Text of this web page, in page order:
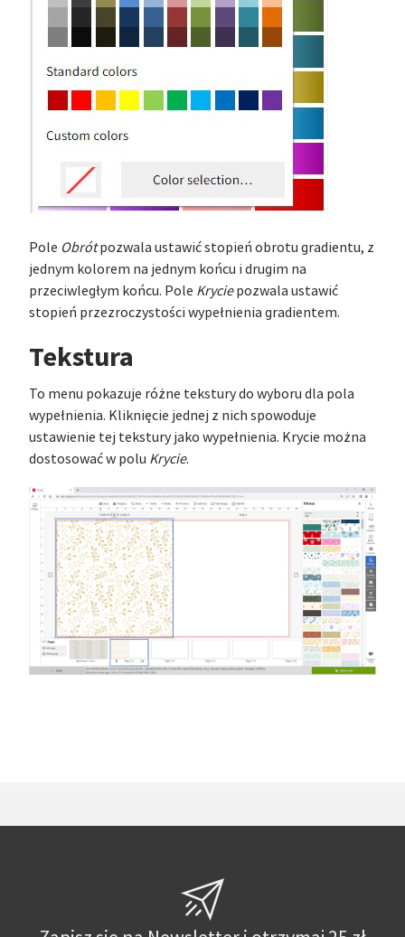
Pole Obrótpozwala ustawić stopień obrotu gradientu, z
jednym kolorem na jednym końcu i drugim na
przeciwległym końcu. Pole Kryciepozwala ustawić
stopień przezroczystości wypełnienia gradientem.
Tekstura
To menu pokazuje różne tekstury do wyboru dla pola
wypełnienia. Kliknięcie jednej z nich spowoduje
ustawienie tej tekstury jako wypełnienia. Krycie można
dostosować w polu Krycie.